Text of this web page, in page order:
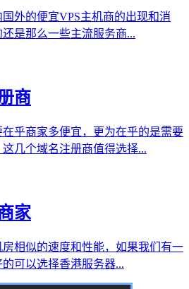
外的便宜VPS主机商的出现和消
是那么一些主流服务商...
商
乎商家多便宜，更为在乎的是需要
几个域名注册商值得选择...
家
相似的速度和性能，如果我们有一
可以选择香港服务器...